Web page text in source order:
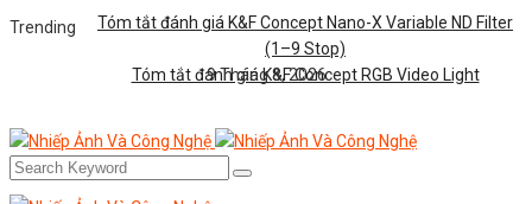
Trending
Tóm tắt đánh giá K&F Concept Nano-X Variable ND Filter
(1–9 Stop)
Tóm tắt đánh giá K&F Concept RGB Video Light
9 Tháng 8, 2026